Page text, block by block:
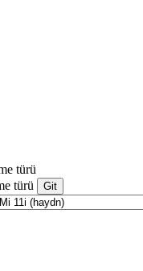
türü
türü